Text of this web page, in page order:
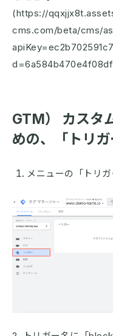
(https://
cms.com/beta/cms/
GTM） カスタ
めの、「トリ
メニューの「トリ